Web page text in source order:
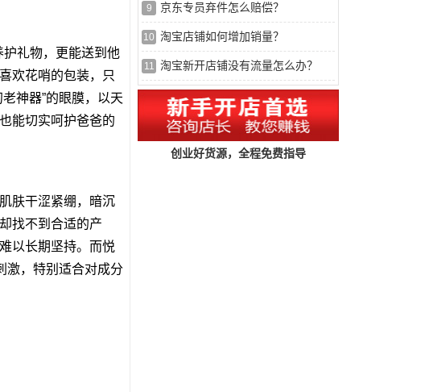
礼物，更能送到他
欢花哨的包装，只
神器”的眼膜，以天
能切实呵护爸爸的
肤干涩紧绷，暗沉
找不到合适的产
以长期坚持。而悦
激，特别适合对成分
9 京东专员弃件怎么赔偿？
10 淘宝店铺如何增加销量？
11 淘宝新开店铺没有流量怎么办？
创业好货源，全程免费指导